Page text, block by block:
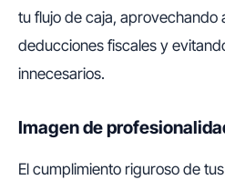
tu flujo de caja, aprovechando
deducciones fiscales y
innecesarios.
Imagen de
El cumplimiento riguroso de